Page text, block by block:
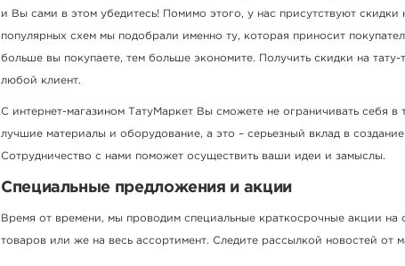
и Вы сами в этом убедитесь! Помимо этого, у нас присутствуют скидки
популярных схем мы подобрали именно ту, которая приносит
больше вы покупаете, тем больше экономите. Получить скидки на
любой клиент.
С интернет-магазином ТатуМаркет Вы сможете не ограничивать себя в
лучшие материалы и оборудование, а это – серьезный вклад в создание
Сотрудничество с нами поможет осуществить ваши идеи и замыслы.
Специальные предложения и акции
Время от времени, мы проводим специальные краткосрочные акции на
товаров или же на весь ассортимент. Следите рассылкой новостей от